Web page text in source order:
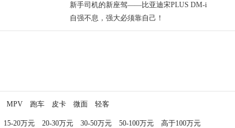
新手司机的新座驾——比亚迪宋PLUS DM-i
自强不息，强大必须靠自己！
MPV 跑车 皮卡 微面 轻客
15-20万元 20-30万元 30-50万元 50-100万元 高于100万元